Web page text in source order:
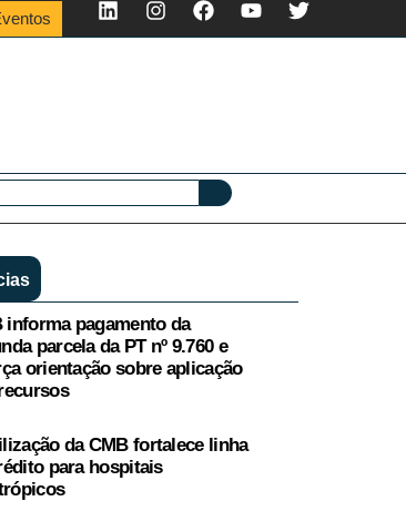
informa pagamento da
parcela da PT nº 9.760 e
orientação sobre aplicação
da CMB fortalece linha
para hospitais